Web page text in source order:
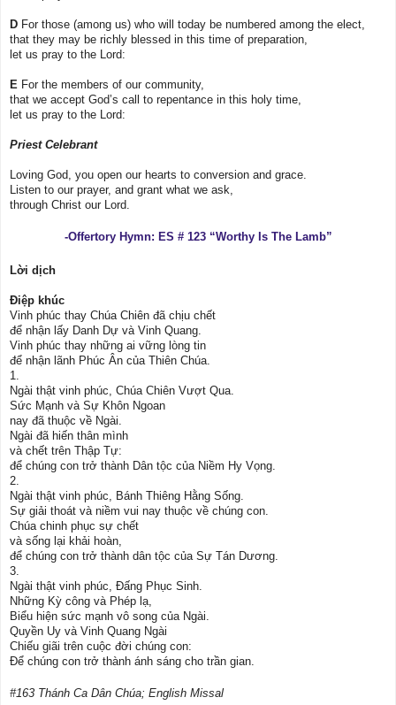
D For those (among us) who will today be numbered among the elect,
that they may be richly blessed in this time of preparation,
let us pray to the Lord:
E For the members of our community,
that we accept God’s call to repentance in this holy time,
let us pray to the Lord:
Priest Celebrant
Loving God, you open our hearts to conversion and grace.
Listen to our prayer, and grant what we ask,
through Christ our Lord.
-Offertory Hymn: ES # 123 “Worthy Is The Lamb”
Lời dịch
Điệp khúc
Vinh phúc thay Chúa Chiên đã chịu chết
để nhận lấy Danh Dự và Vinh Quang.
Vinh phúc thay những ai vững lòng tin
để nhận lãnh Phúc Ân của Thiên Chúa.
1.
Ngài thật vinh phúc, Chúa Chiên Vượt Qua.
Sức Mạnh và Sự Khôn Ngoan
nay đã thuộc về Ngài.
Ngài đã hiến thân mình
và chết trên Thập Tự:
để chúng con trở thành Dân tộc của Niềm Hy Vọng.
2.
Ngài thật vinh phúc, Bánh Thiêng Hằng Sống.
Sự giải thoát và niềm vui nay thuộc về chúng con.
Chúa chinh phục sự chết
và sống lại khải hoàn,
để chúng con trở thành dân tộc của Sự Tán Dương.
3.
Ngài thật vinh phúc, Đấng Phục Sinh.
Những Kỳ công và Phép lạ,
Biểu hiện sức mạnh vô song của Ngài.
Quyền Uy và Vinh Quang Ngài
Chiếu giãi trên cuộc đời chúng con:
Để chúng con trở thành ánh sáng cho trần gian.
#163 Thánh Ca Dân Chúa; English Missal